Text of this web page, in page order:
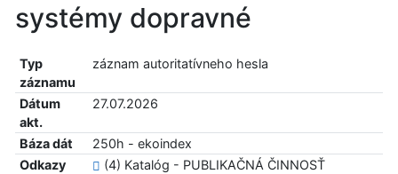
systémy dopravné
Typ
záznamu
záznam autoritatívneho hesla
Dátum
akt.
27.07.2026
Báza dát
250h - ekoindex
Odkazy
(4) Katalóg - PUBLIKAČNÁ ČINNOSŤ